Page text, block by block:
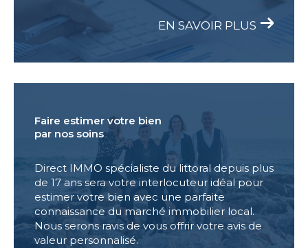
EN SAVOIR PLUS
Faire estimer votre bien
par nos soins
Direct IMMO spécialiste du littoral depuis plus
de 17 ans sera votre interlocuteur idéal pour
estimer votre bien avec une parfaite
connaissance du marché immobilier local.
Nous serons ravis de vous offrir votre avis de
valeur personnalisé.